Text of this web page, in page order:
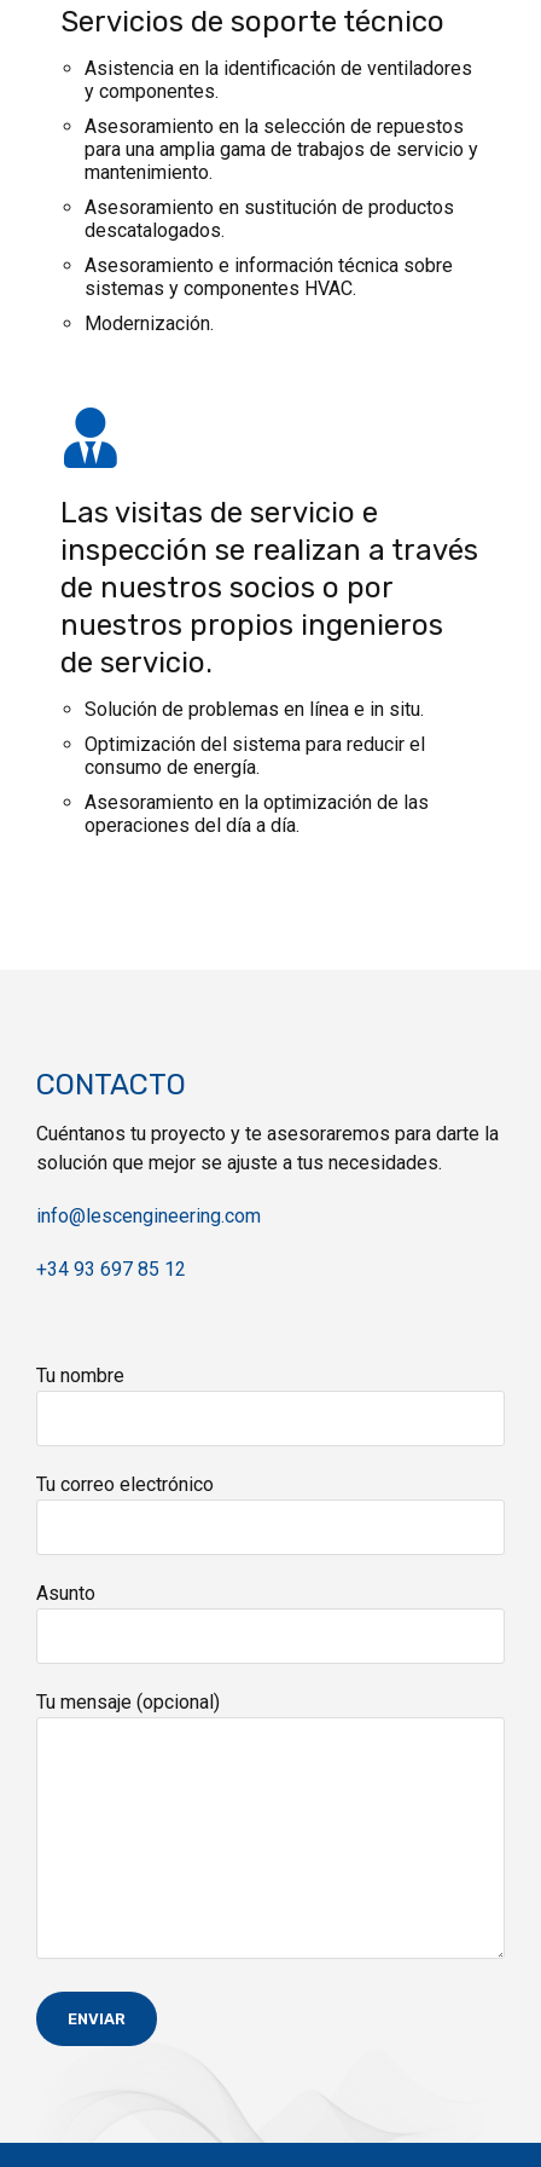
Servicios de soporte técnico
Asistencia en la identificación de ventiladores
y componentes.
Asesoramiento en la selección de repuestos
para una amplia gama de trabajos de servicio y
mantenimiento.
Asesoramiento en sustitución de productos
descatalogados.
Asesoramiento e información técnica sobre
sistemas y componentes HVAC.
Modernización.
Las visitas de servicio e
inspección se realizan a través
de nuestros socios o por
nuestros propios ingenieros
de servicio.
Solución de problemas en línea e in situ.
Optimización del sistema para reducir el
consumo de energía.
Asesoramiento en la optimización de las
operaciones del día a día.
CONTACTO
Cuéntanos tu proyecto y te asesoraremos para darte la
solución que mejor se ajuste a tus necesidades.
info@lescengineering.com
+34 93 697 85 12
Tu nombre
Tu correo electrónico
Asunto
Tu mensaje (opcional)